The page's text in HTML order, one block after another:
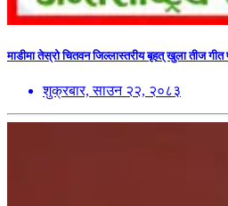
माडीमा तेस्रो चितवन जिल्लास्तरीय बृहत् खुला तीज गीत
शुक्रबार, साउन २२, २०८३